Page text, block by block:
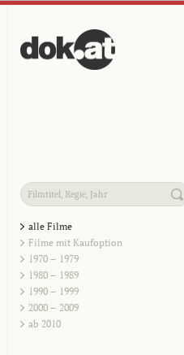
alle Filme
Filme mit Kaufoption
1970 – 1979
1980 – 1989
1990 – 1999
2000 – 2009
ab 2010